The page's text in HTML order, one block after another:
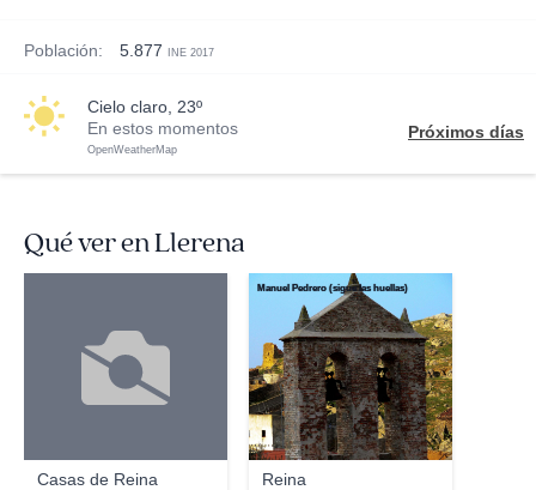
Población: 5.877 INE 2017
cielo claro, 23º
En estos momentos
OpenWeatherMap
Próximos días
Qué ver en Llerena
Casas de Reina Reina
Manuel Pedrero (sigue las huellas)